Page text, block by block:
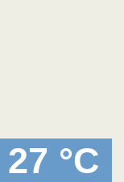
27 °C